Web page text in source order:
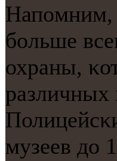
Напοмним,
бοльше
охраны,
различных
музеев до